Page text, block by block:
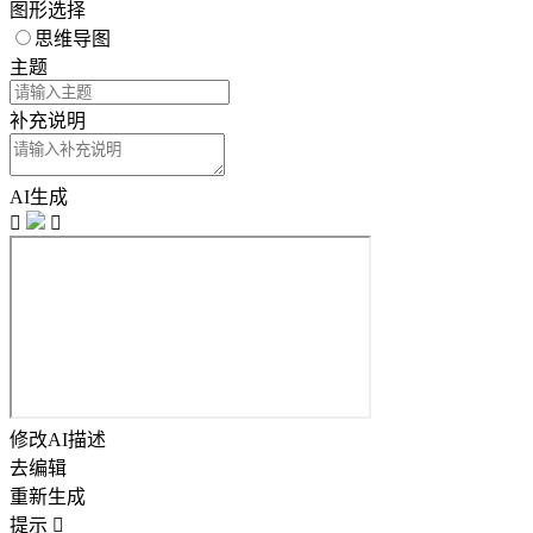
图形选择
思维导图
主题
补充说明
AI生成


修改AI描述
去编辑
重新生成
提示 